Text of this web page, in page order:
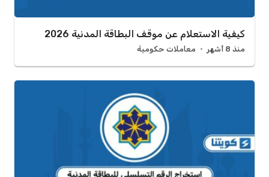
كيفية الاستعلام عن موقف البطاقة المدنية 2026
منذ 8 أشهر معاملات حكومية